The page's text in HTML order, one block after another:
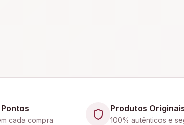
cada compra
Produtos
100% autênticos e